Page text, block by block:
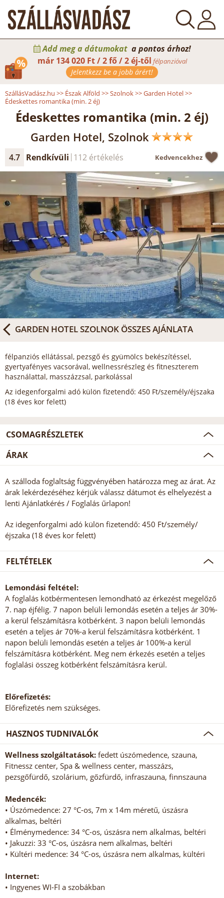
Add meg a dátumokat a pontos árhoz!
már 134 020 Ft / 2 fő / 2 éj-től félpanzióval
Jelentkezz be a jobb árért!
SzállásVadász.hu >> Észak Alföld >>Szolnok>>Garden Hotel>>
Édeskettes romantika (min. 2 éj)
Édeskettes romantika (min. 2 éj)
Garden Hotel, Szolnok
4.7 Rendkívüli 112 értékelés Kedvencekhez
GARDEN HOTEL SZOLNOK ÖSSZES AJÁNLATA
félpanziós ellátással, pezsgő és gyümölcs bekészítéssel,
gyertyafényes vacsorával, wellnessrészleg és fitneszterem
használattal, masszázzsal, parkolással
Az idegenforgalmi adó külön fizetendő: 450 Ft/személy/éjszaka
(18 éves kor felett)
CSOMAGRÉSZLETEK
ÁRAK
A szálloda foglaltság függvényében határozza meg az árat. Az
árak lekérdezéséhez kérjük válassz dátumot és elhelyezést a
lenti Ajánlatkérés / Foglalás űrlapon!
Az idegenforgalmi adó külön fizetendő: 450 Ft/személy/
éjszaka (18 éves kor felett)
FELTÉTELEK
Lemondási feltétel:
A foglalás kötbérmentesen lemondható az érkezést megelőző
7. nap éjfélig. 7 napon belüli lemondás esetén a teljes ár 30%-
a kerül felszámításra kötbérként. 3 napon belüli lemondás
esetén a teljes ár 70%-a kerül felszámításra kötbérként. 1
napon belüli lemondás esetén a teljes ár 100%-a kerül
felszámításra kötbérként. Meg nem érkezés esetén a teljes
foglalási összeg kötbérként felszámításra kerül.
Előrefizetés:
Előrefizetés nem szükséges.
HASZNOS TUDNIVALÓK
Wellness szolgáltatások: fedett úszómedence, szauna,
Fitnessz center, Spa & wellness center, masszázs,
pezsgőfürdő, szolárium, gőzfürdő, infraszauna, finnszauna
Medencék:
• Úszómedence: 27 °C-os, 7m x 14m méretű, úszásra
alkalmas, beltéri
• Élménymedence: 34 °C-os, úszásra nem alkalmas, beltéri
• Jakuzzi: 33 °C-os, úszásra nem alkalmas, beltéri
• Kültéri medence: 34 °C-os, úszásra nem alkalmas, kültéri
Internet:
• Ingyenes WI-FI a szobákban